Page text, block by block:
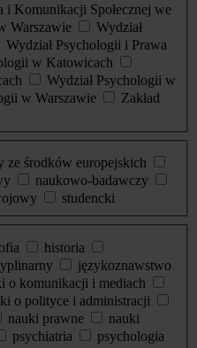
i Komunikacji Społecznej we
Warszawie
Wydział
Wydział Psychologii i Prawa
w Katowicach
Wydział Psychologii w
w Warszawie
Zakład
ze środków europejskich
naukowo-badawczy
studencki
historia
językoznawstwo
o komunikacji i mediach
o polityce i administracji
nauki prawne
nauki
psychiatria
psychologia